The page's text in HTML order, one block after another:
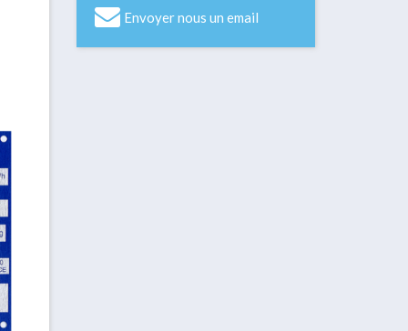
Envoyer nous un email